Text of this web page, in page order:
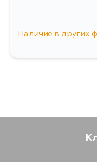
Наличие в других
г. Владивосток,